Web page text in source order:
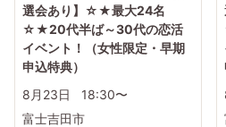
選会あり】☆★最大24名
☆★20代半ば～30代の恋活
イベント！（女性限定・早期
申込特典）
8月23日
18:30〜
富士吉田市